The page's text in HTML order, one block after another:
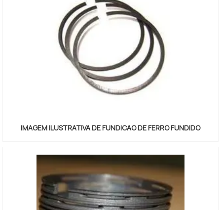
IMAGEM ILUSTRATIVA DE FUNDICAO DE FERRO FUNDIDO